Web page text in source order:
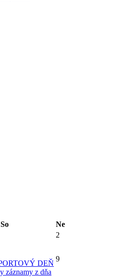
So
Ne
2
DEŇ
záznamy z dňa
9